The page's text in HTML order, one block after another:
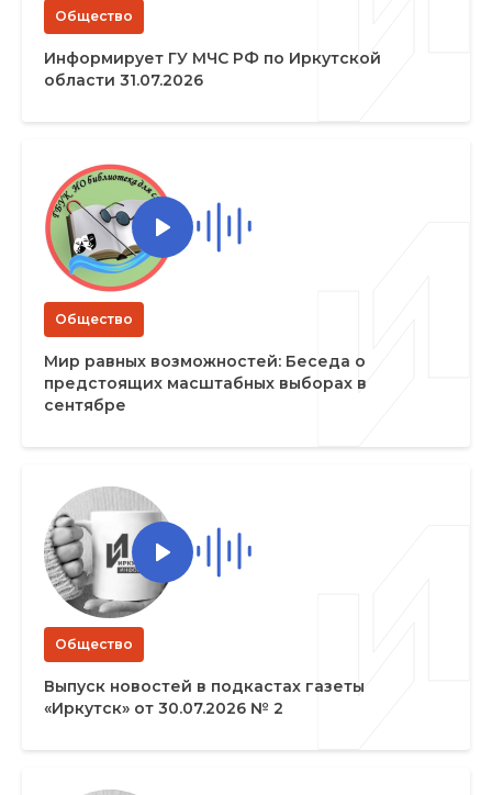
Общество
Информирует ГУ МЧС РФ по Иркутской
области 31.07.2026
Общество
Мир равных возможностей: Беседа о
предстоящих масштабных выборах в
сентябре
Общество
Выпуск новостей в подкастах газеты
«Иркутск» от 30.07.2026 № 2